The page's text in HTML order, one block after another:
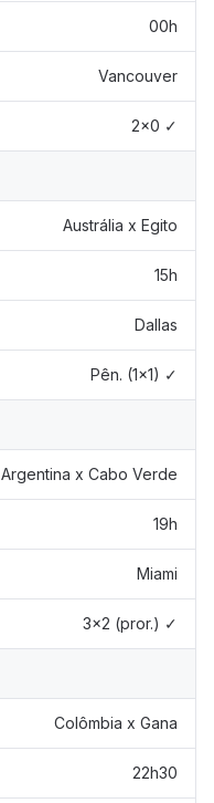
00h
Vancouver
2x0 ✓
Austrália x Egito
15h
Dallas
Pên. (1x1) ✓
Argentina x Cabo Verde
19h
Miami
3x2 (pror.) ✓
Colômbia x Gana
22h30